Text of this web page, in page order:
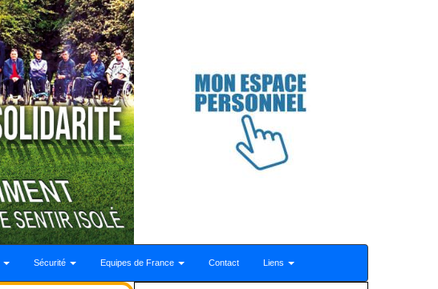
Sécurité Equipes de France Contact Liens